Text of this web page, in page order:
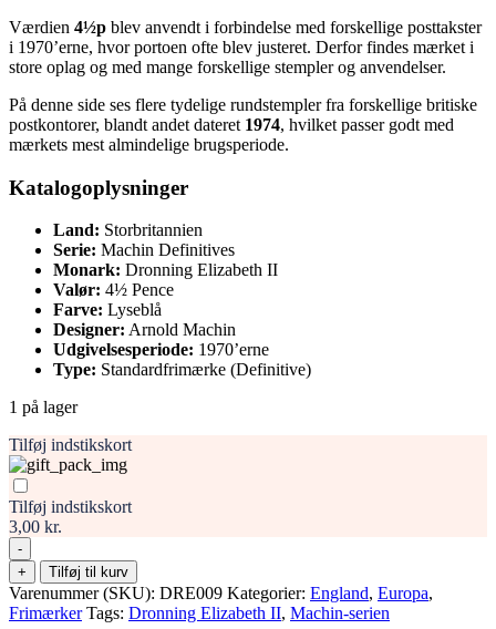
Værdien 4½p blev anvendt i forbindelse med forskellige posttakster
i 1970’erne, hvor portoen ofte blev justeret. Derfor findes mærket i
store oplag og med mange forskellige stempler og anvendelser.
På denne side ses flere tydelige rundstempler fra forskellige britiske
postkontorer, blandt andet dateret 1974, hvilket passer godt med
mærkets mest almindelige brugsperiode.
Katalogoplysninger
Land: Storbritannien
Serie: Machin Definitives
Monark: Dronning Elizabeth II
Valør: 4½ Pence
Farve: Lyseblå
Designer: Arnold Machin
Udgivelsesperiode: 1970’erne
Type: Standardfrimærke (Definitive)
1 på lager
Tilføj indstikskort
Tilføj indstikskort
3,00 kr.
-
Storbritannien
–
Machin-
+ Tilføj til kurv
Varenummer (SKU): DRE009 Kategorier: England, Europa,
Frimærker Tags: Dronning Elizabeth II, Machin-serien